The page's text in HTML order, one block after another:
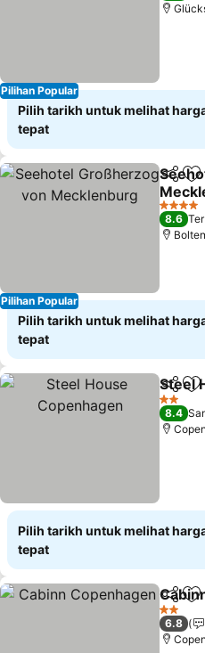
Pilihan Popular
Pilih tarikh untuk melihat
tepat
Pilihan Popular
Kongsi
4 Bintang
8.6
Pilih tarikh untuk melihat
tepat
Kongsi
Steel
2 Bintang
8.4
Pilih tarikh untuk melihat
tepat
Kongsi
2 Bintang
6.8